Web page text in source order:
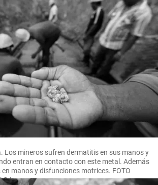
Los mineros sufren dermatitis en sus manos y
entran en contacto con este metal. Además
manos y disfunciones motrices. FOTO